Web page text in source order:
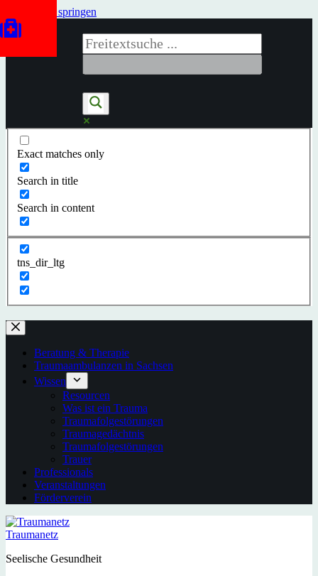
Zum Inhalt springen
Exact matches only
Search in title
Search in content
tns_dir_ltg
Beratung & Therapie
Traumaambulanzen in Sachsen
Wissen
Resourcen
Was ist ein Trauma
Traumafolgestörungen
Traumagedächtnis
Traumafolgestörungen
Trauer
Professionals
Veranstaltungen
Förderverein
Traumanetz
Seelische Gesundheit